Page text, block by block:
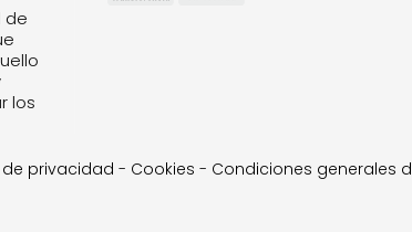
de
los
privacidad - Cookies - Condiciones generales